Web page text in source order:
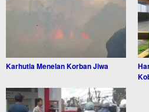
Karhutla Menelan Korban Jiwa